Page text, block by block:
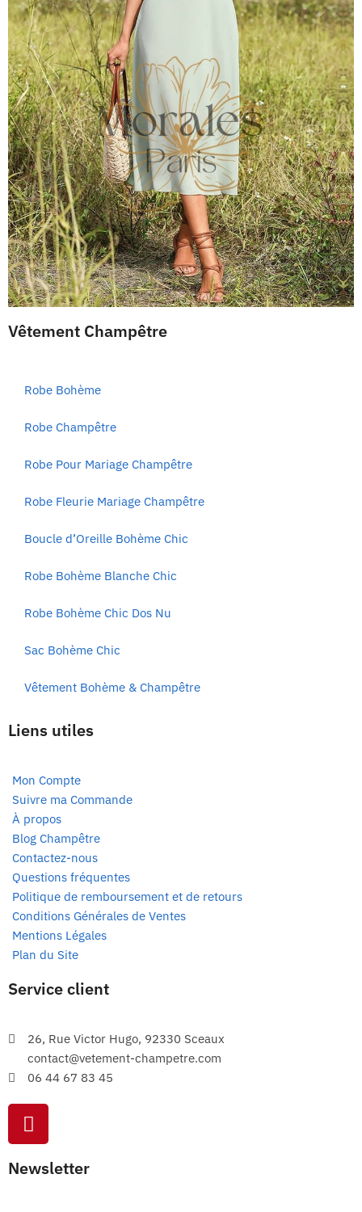
Vêtement Champêtre
Robe Bohème
Robe Champêtre
Robe Pour Mariage Champêtre
Robe Fleurie Mariage Champêtre
Boucle d’Oreille Bohème Chic
Robe Bohème Blanche Chic
Robe Bohème Chic Dos Nu
Sac Bohème Chic
Vêtement Bohème & Champêtre
Liens utiles
Mon Compte
Suivre ma Commande
À propos
Blog Champêtre
Contactez-nous
Questions fréquentes
Politique de remboursement et de retours
Conditions Générales de Ventes
Mentions Légales
Plan du Site
Service client
26, Rue Victor Hugo, 92330 Sceaux
contact@vetement-champetre.com
06 44 67 83 45
Newsletter